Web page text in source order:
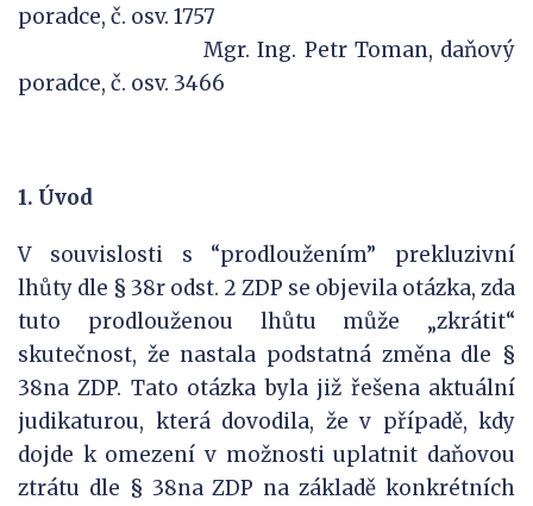
poradce, č. osv. 1757
Mgr. Ing. Petr Toman, daňový
poradce, č. osv. 3466
1. Úvod
V souvislosti s “prodloužením” prekluzivní
lhůty dle § 38r odst. 2 ZDP se objevila otázka, zda
tuto prodlouženou lhůtu může „zkrátit“
skutečnost, že nastala podstatná změna dle §
38na ZDP. Tato otázka byla již řešena aktuální
judikaturou, která dovodila, že v případě, kdy
dojde k omezení v možnosti uplatnit daňovou
ztrátu dle § 38na ZDP na základě konkrétních